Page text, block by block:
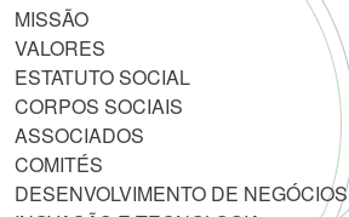
MISSÃO
VALORES
ESTATUTO SOCIAL
CORPOS SOCIAIS
ASSOCIADOS
COMITÉS
DESENVOLVIMENTO DE NEGÓCIOS